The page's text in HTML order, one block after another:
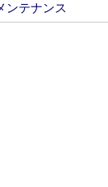
テナンス